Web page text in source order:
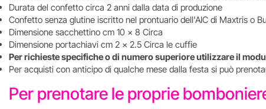
Durata del confetto circa 2 anni dalla data di produzione
Confetto senza glutine iscritto nel prontuario dell'AIC di Maxtris o
Dimensione sacchettino cm 10 x 8 Circa
Dimensione portachiavi cm 2 x 2.5 Circa le cuffie
Per richieste specifiche o di numero superiore utilizzare il
Per acquisti con anticipo di qualche mese dalla festa si può
Per prenotare le proprie